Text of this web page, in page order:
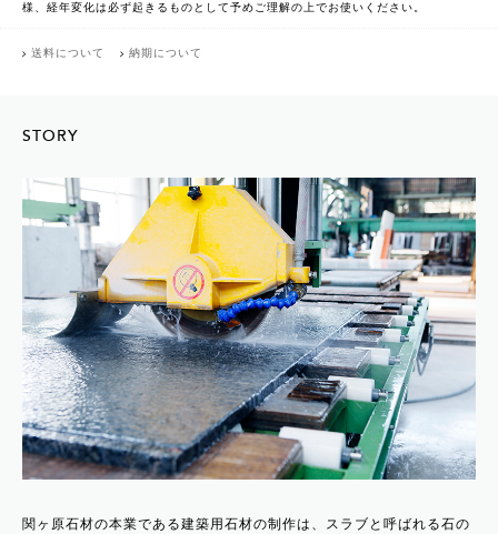
様、経年変化は必ず起きるものとして予めご理解の上でお使いください。
送料について 納期について
STORY
関ヶ原石材の本業である建築用石材の制作は、スラブと呼ばれる石の